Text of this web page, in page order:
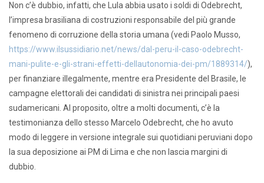
Non c’è dubbio, infatti, che Lula abbia usato i soldi di Odebrecht,
l’impresa brasiliana di costruzioni responsabile del più grande
fenomeno di corruzione della storia umana (vedi Paolo Musso,
https://www.ilsussidiario.net/news/dal-peru-il-caso-odebrecht-
mani-pulite-e-gli-strani-effetti-dellautonomia-dei-pm/1889314/),
per finanziare illegalmente, mentre era Presidente del Brasile, le
campagne elettorali dei candidati di sinistra nei principali paesi
sudamericani. Al proposito, oltre a molti documenti, c’è la
testimonianza dello stesso Marcelo Odebrecht, che ho avuto
modo di leggere in versione integrale sui quotidiani peruviani dopo
la sua deposizione ai PM di Lima e che non lascia margini di
dubbio.